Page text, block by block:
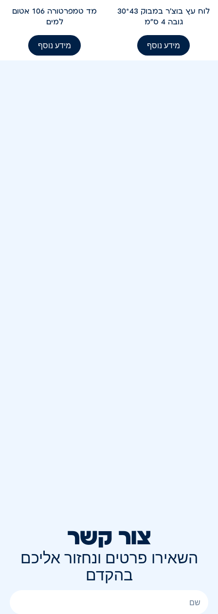
לוח עץ בוצ'ר במבוק 43*30
גובה 4 ס"מ
מידע נוסף
מד טמפרטורה 106 אטום
למים
מידע נוסף
צור קשר
השאירו פרטים ונחזור אליכם
בהקדם